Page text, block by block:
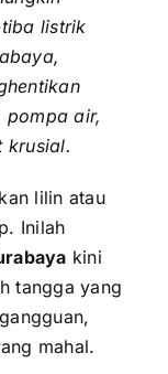
listrik
pompa air,
krusial.
lilin atau
Inilah
kini
tangga yang
mahal.